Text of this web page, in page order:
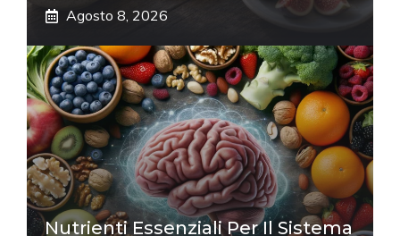
Agosto 8, 2026
Nutrienti Essenziali Per Il Sistema